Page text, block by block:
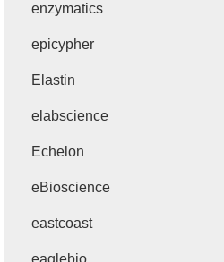
enzymatics
epicypher
Elastin
elabscience
Echelon
eBioscience
eastcoast
eaglebio